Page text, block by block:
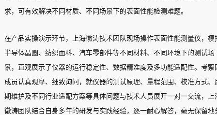
求，可有效解决不同材质、不同场景下的表面性能检测难题。
在产品实操演示环节，上海徽涛技术团队现场操作表面性能测量仪，模
半导体晶圆、纺织面料、汽车零部件等不同材料、不同环境下的测试场
景，直观展示了仪器的运行稳定性、数据精准度及多功能适配性。考察
成员认真观摩、细致询问，就仪器的测试原理、量程范围、校准方式、
期维护及不同行业适配方案等具体问题与技术人员展开一对一交流，上
徽涛团队结合自身多年的研发与实践经验，逐一耐心解答，毫无保留地